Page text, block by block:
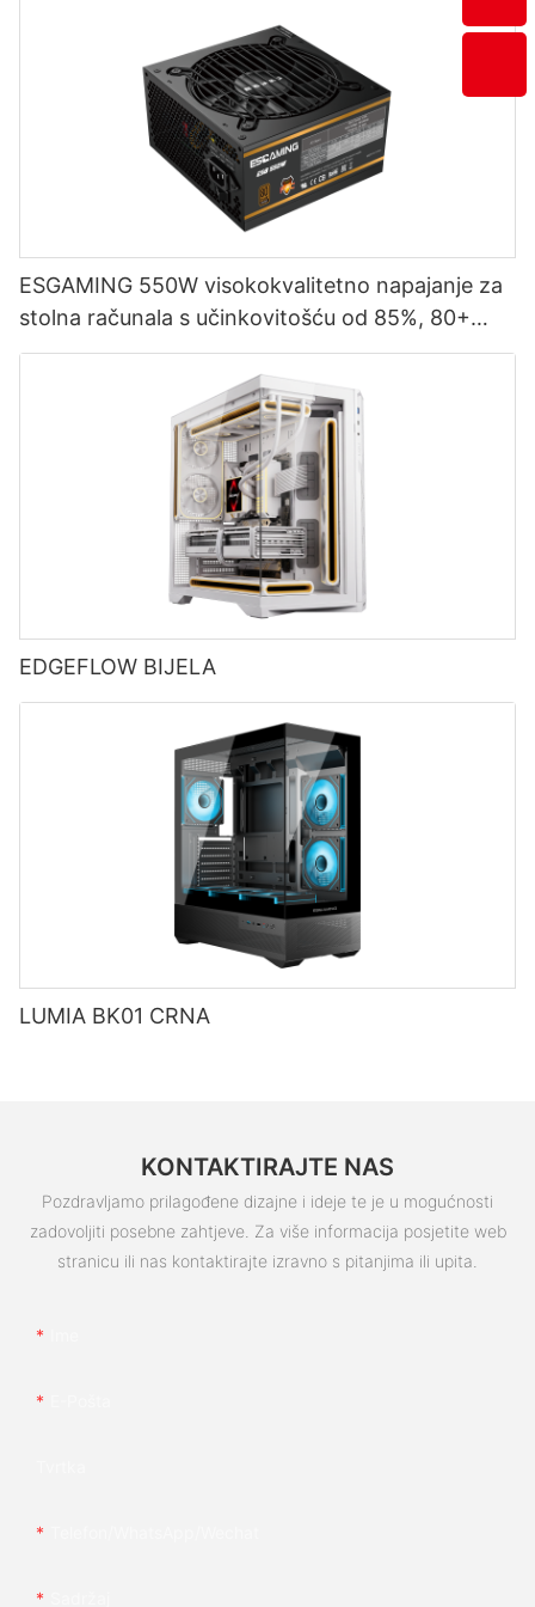
ESGAMING 550W visokokvalitetno napajanje za
stolna računala s učinkovitošću od 85%, 80+
brončano
EDGEFLOW BIJELA
LUMIA BK01 CRNA
KONTAKTIRAJTE NAS
Pozdravljamo prilagođene dizajne i ideje te je u mogućnosti
zadovoljiti posebne zahtjeve. Za više informacija posjetite web
stranicu ili nas kontaktirajte izravno s pitanjima ili upita.